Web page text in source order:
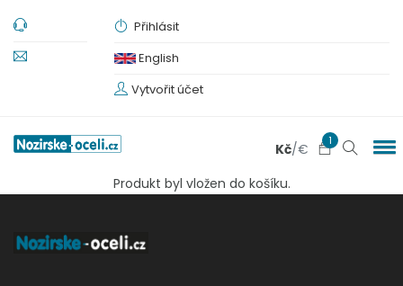
Přihlásit
English
Vytvořit účet
Kč/€ 1
Produkt byl vložen do košíku.